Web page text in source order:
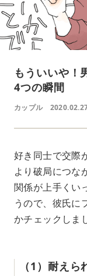
もういいや！
4つの瞬間
カップル
好き同士で交際
より破局につな
関係が上手くい
うので、彼氏に
かチェックしま
（1）耐え